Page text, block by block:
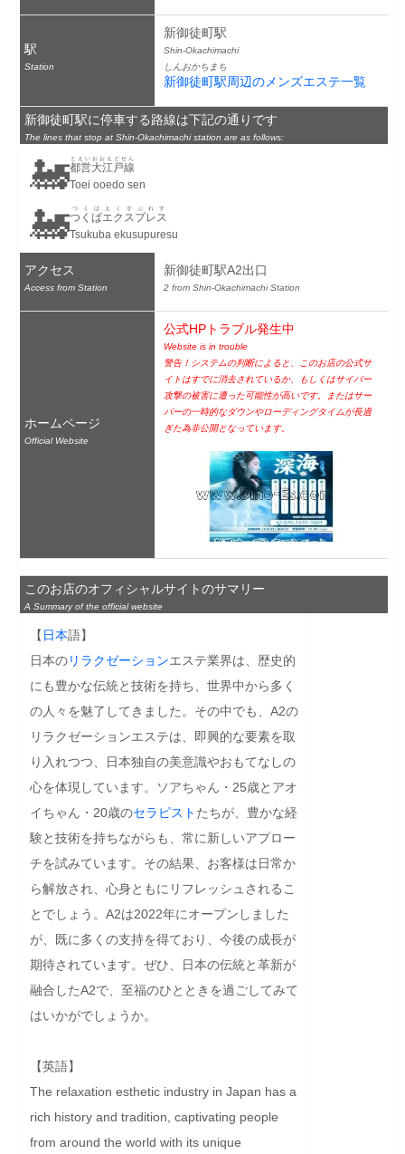
駅
Station
新御徒町駅
Shin-Okachimachi
しんおかちまち
新御徒町駅周辺のメンズエステ一覧
新御徒町駅に停車する路線は下記の通りです
The lines that stop at Shin-Okachimachi station are as follows:
🚂都営大江戸線
とえいおおえどせん
Toei ooedo sen
🚂つくばエクスプレス
つくばえくすぷれす
Tsukuba ekusupuresu
アクセス
Access from Station
新御徒町駅A2出口
2 from Shin-Okachimachi Station
ホームページ
Official Website
公式HPトラブル発生中
Website is in trouble
警告！システムの判断によると、このお店の公式サ
イトはすでに消去されているか、もしくはサイバー
攻撃の被害に遭った可能性が高いです。またはサー
バーの一時的なダウンやローディングタイムが長過
ぎた為非公開となっています。
このお店のオフィシャルサイトのサマリー
A Summary of the official website
【 日本語】
日本のリラクゼーションエステ業界は、歴史的
にも豊かな伝統と技術を持ち、世界中から多く
の人々を魅了してきました。その中でも、A2の
リラクゼーションエステは、即興的な要素を取
り入れつつ、日本独自の美意識やおもてなしの
心を体現しています。ソアちゃん・25歳とアオ
イちゃん・20歳のセラピスト たちが、豊かな経
験と技術を持ちながらも、常に新しいアプロー
チを試みています。その結果、お客様は日常か
ら解放され、心身ともにリフレッシュされるこ
とでしょう。A2は2022年にオープンしました
が、既に多くの支持を得ており、今後の成長が
期待されています。ぜひ、日本の伝統と革新が
融合したA2で、至福のひとときを過ごしてみて
はいかがでしょうか。
【英語】
The relaxation esthetic industry in Japan has a
rich history and tradition, captivating people
from around the world with its unique